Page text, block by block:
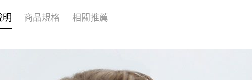
明 商品規格 相關推薦